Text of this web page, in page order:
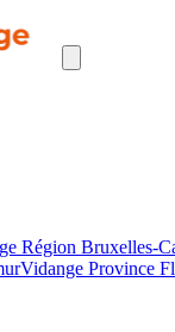
Région Bruxelles-
Vidange Province